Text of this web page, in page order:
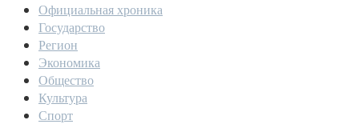
Официальная хроника
Государство
Регион
Экономика
Общество
Культура
Спорт